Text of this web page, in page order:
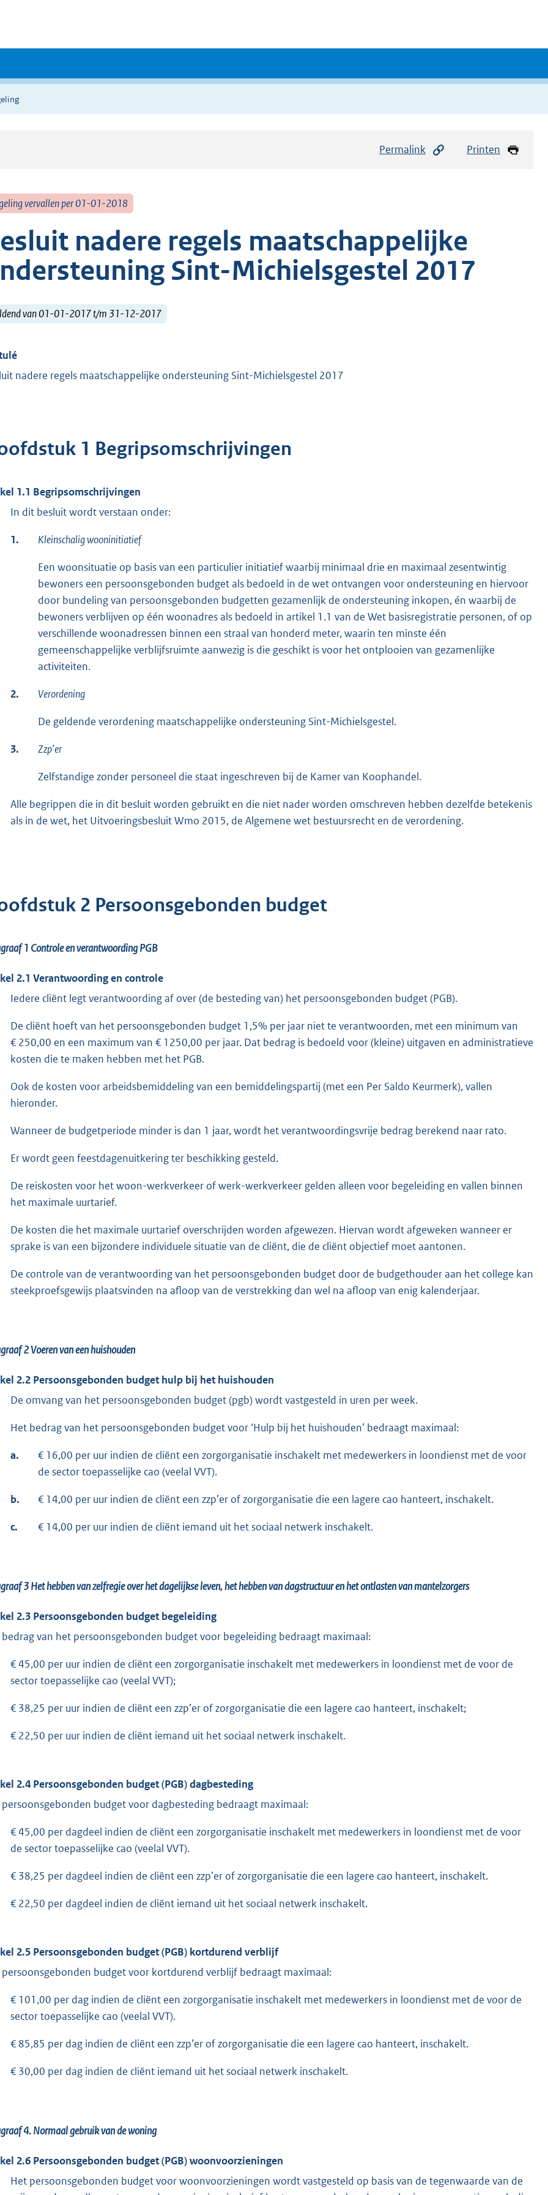
Permalink Printen
vervallen per 01-01-2018
nadere regels maatschappelijke
Sint-Michielsgestel 2017
van 01-01-2017 t/m 31-12-2017
nadere regels maatschappelijke ondersteuning Sint-Michielsgestel 2017
1 Begripsomschrijvingen
1.1 Begripsomschrijvingen
In dit besluit wordt verstaan onder:
1. Kleinschalig wooninitiatief
Een woonsituatie op basis van een particulier initiatief waarbij minimaal drie en maximaal zesentwintig
bewoners een persoonsgebonden budget als bedoeld in de wet ontvangen voor ondersteuning en hiervoor
door bundeling van persoonsgebonden budgetten gezamenlijk de ondersteuning inkopen, én waarbij de
bewoners verblijven op één woonadres als bedoeld in artikel 1.1 van de Wet basisregistratie personen, of op
verschillende woonadressen binnen een straal van honderd meter, waarin ten minste één
gemeenschappelijke verblijfsruimte aanwezig is die geschikt is voor het ontplooien van gezamenlijke
activiteiten.
2. Verordening
De geldende verordening maatschappelijke ondersteuning Sint-Michielsgestel.
3. Zzp’er
Zelfstandige zonder personeel die staat ingeschreven bij de Kamer van Koophandel.
Alle begrippen die in dit besluit worden gebruikt en die niet nader worden omschreven hebben dezelfde betekenis
als in de wet, het Uitvoeringsbesluit Wmo 2015, de Algemene wet bestuursrecht en de verordening.
2 Persoonsgebonden budget
1 Controle en verantwoording PGB
2.1 Verantwoording en controle
Iedere cliënt legt verantwoording af over (de besteding van) het persoonsgebonden budget (PGB).
De cliënt hoeft van het persoonsgebonden budget 1,5% per jaar niet te verantwoorden, met een minimum van
€ 250,00 en een maximum van € 1250,00 per jaar. Dat bedrag is bedoeld voor (kleine) uitgaven en administratieve
kosten die te maken hebben met het PGB.
Ook de kosten voor arbeidsbemiddeling van een bemiddelingspartij (met een Per Saldo Keurmerk), vallen
hieronder.
Wanneer de budgetperiode minder is dan 1 jaar, wordt het verantwoordingsvrije bedrag berekend naar rato.
Er wordt geen feestdagenuitkering ter beschikking gesteld.
De reiskosten voor het woon-werkverkeer of werk-werkverkeer gelden alleen voor begeleiding en vallen binnen
het maximale uurtarief.
De kosten die het maximale uurtarief overschrijden worden afgewezen. Hiervan wordt afgeweken wanneer er
sprake is van een bijzondere individuele situatie van de cliënt, die de cliënt objectief moet aantonen.
De controle van de verantwoording van het persoonsgebonden budget door de budgethouder aan het college kan
steekproefsgewijs plaatsvinden na afloop van de verstrekking dan wel na afloop van enig kalenderjaar.
2Voeren van een huishouden
2.2 Persoonsgebonden budget hulp bij het huishouden
De omvang van het persoonsgebonden budget (pgb) wordt vastgesteld in uren per week.
Het bedrag van het persoonsgebonden budget voor ‘Hulp bij het huishouden’ bedraagt maximaal:
a.
€ 16,00 per uur indien de cliënt een zorgorganisatie inschakelt met medewerkers in loondienst met de voor
de sector toepasselijke cao (veelal VVT).
b. € 14,00 per uur indien de cliënt een zzp’er of zorgorganisatie die een lagere cao hanteert, inschakelt.
c. € 14,00 per uur indien de cliënt iemand uit het sociaal netwerk inschakelt.
3Het hebben van zelfregie over het dagelijkse leven, het hebben van dagstructuur en het ontlasten van mantelzorgers
2.3 Persoonsgebonden budget begeleiding
van het persoonsgebonden budget voor begeleiding bedraagt maximaal:
€ 45,00 per uur indien de cliënt een zorgorganisatie inschakelt met medewerkers in loondienst met de voor de
sector toepasselijke cao (veelal VVT);
€ 38,25 per uur indien de cliënt een zzp’er of zorgorganisatie die een lagere cao hanteert, inschakelt;
€ 22,50 per uur indien de cliënt iemand uit het sociaal netwerk inschakelt.
2.4 Persoonsgebonden budget (PGB) dagbesteding
budget voor dagbesteding bedraagt maximaal:
€ 45,00 per dagdeel indien de cliënt een zorgorganisatie inschakelt met medewerkers in loondienst met de voor
de sector toepasselijke cao (veelal VVT).
€ 38,25 per dagdeel indien de cliënt een zzp’er of zorgorganisatie die een lagere cao hanteert, inschakelt.
€ 22,50 per dagdeel indien de cliënt iemand uit het sociaal netwerk inschakelt.
2.5 Persoonsgebonden budget (PGB) kortdurend verblijf
budget voor kortdurend verblijf bedraagt maximaal:
€ 101,00 per dag indien de cliënt een zorgorganisatie inschakelt met medewerkers in loondienst met de voor de
sector toepasselijke cao (veelal VVT).
€ 85,85 per dag indien de cliënt een zzp’er of zorgorganisatie die een lagere cao hanteert, inschakelt.
€ 30,00 per dag indien de cliënt iemand uit het sociaal netwerk inschakelt.
4.Normaal gebruik van de woning
2.6 Persoonsgebonden budget (PGB) woonvoorzieningen
Het persoonsgebonden budget voor woonvoorzieningen wordt vastgesteld op basis van de tegenwaarde van de